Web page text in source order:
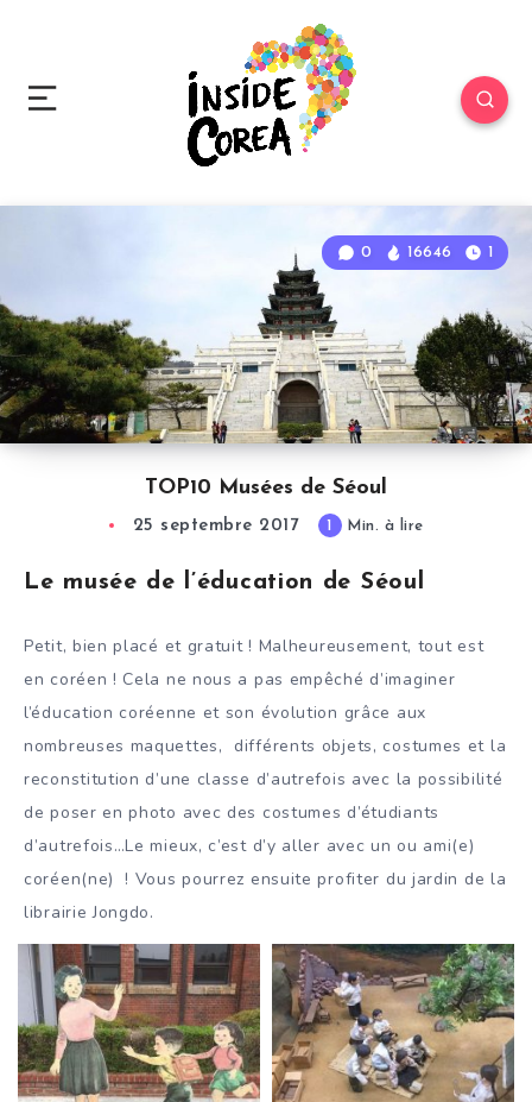
TOP10 Musées de Séoul
0 16646 1
25 septembre 2017 1 Min. à lire
Le musée de l’éducation de Séoul
Petit, bien placé et gratuit ! Malheureusement, tout est
en coréen ! Cela ne nous a pas empêché d’imaginer
l’éducation coréenne et son évolution grâce aux
nombreuses maquettes, différents objets, costumes et la
reconstitution d’une classe d’autrefois avec la possibilité
de poser en photo avec des costumes d’étudiants
d’autrefois…Le mieux, c’est d’y aller avec un ou ami(e)
coréen(ne) ! Vous pourrez ensuite profiter du jardin de la
librairie Jongdo.